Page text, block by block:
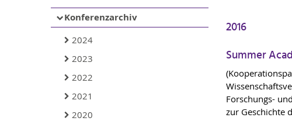
Konferenzarchiv
2024
2023
2022
2021
2020
2016
Summer
Forschungs-
zur Geschichte